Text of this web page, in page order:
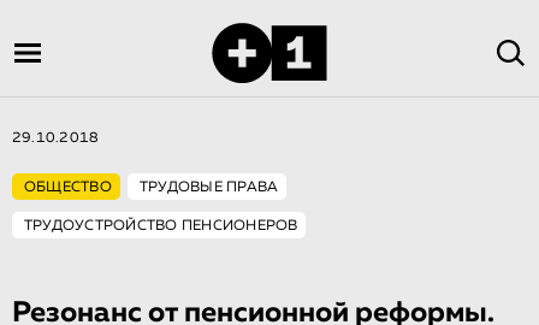
29.10.2018
ОБЩЕСТВО ТРУДОВЫЕ ПРАВА
ТРУДОУСТРОЙСТВО ПЕНСИОНЕРОВ
Резонанс от пенсионной реформы.